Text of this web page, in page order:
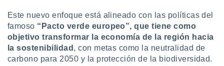
Este nuevo enfoque está alineado con las políticas del
famoso “Pacto verde europeo”, que tiene como
objetivo transformar la economía de la región hacia
la sostenibilidad , con metas como la neutralidad de
carbono para 2050 y la protección de la biodiversidad.